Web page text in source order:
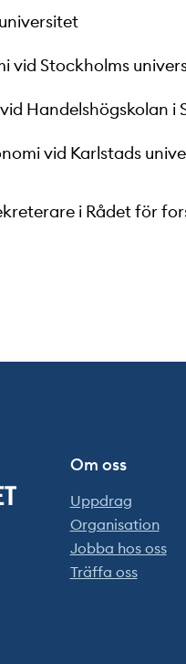
vid Stockholms
Handelshögskolan i
vid Karlstads
i Rådet för
Om oss
Uppdrag
Organisation
Jobba hos oss
Träffa oss